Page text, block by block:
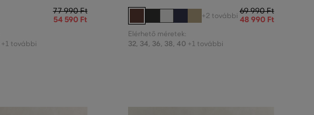
77 990 Ft
54 590 Ft
+1 további
+2 további 69 990 Ft
48 990 Ft
Elérhető méretek:
32, 34, 36, 38, 40 +1 további